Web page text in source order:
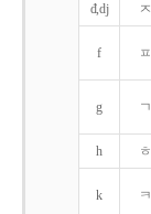
đ,dj ㅈ
f ㅍ
g ㄱ
h ㅎ
k ㅋ